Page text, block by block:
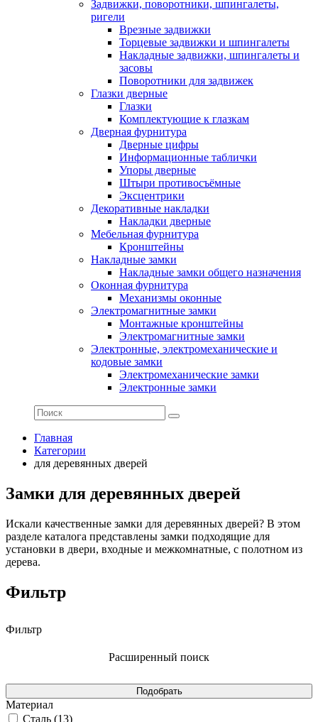
Задвижки, поворотники, шпингалеты,
ригели
Врезные задвижки
Торцевые задвижки и шпингалеты
Накладные задвижки, шпингалеты и
засовы
Поворотники для задвижек
Глазки дверные
Глазки
Комплектующие к глазкам
Дверная фурнитура
Дверные цифры
Информационные таблички
Упоры дверные
Штыри противосъёмные
Эксцентрики
Декоративные накладки
Накладки дверные
Мебельная фурнитура
Кронштейны
Накладные замки
Накладные замки общего назначения
Оконная фурнитура
Механизмы оконные
Электромагнитные замки
Монтажные кронштейны
Электромагнитные замки
Электронные, электромеханические и
кодовые замки
Электромеханические замки
Электронные замки
Главная
Категории
для деревянных дверей
Замки для деревянных дверей
Искали качественные замки для деревянных дверей? В этом
разделе каталога представлены замки подходящие для
установки в двери, входные и межкомнатные, с полотном из
дерева.
Фильтр
Фильтр
Расширенный поиск
Материал
Сталь (13)